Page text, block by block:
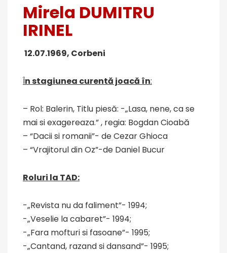
Mirela DUMITRU
IRINEL
12.07.1969, Corbeni
În stagiunea curentă joacă în:
– Rol: Balerin, Titlu piesă: -„Lasa, nene, ca se
mai si exagereaza.” , regia: Bogdan Cioabă
– “Dacii si romanii”- de Cezar Ghioca
– “Vrajitorul din Oz”-de Daniel Bucur
Roluri la TAD:
-„Revista nu da faliment”- 1994;
-„Veselie la cabaret”- 1994;
-„Fara mofturi si fasoane”- 1995;
-„Cantand, razand si dansand”- 1995;